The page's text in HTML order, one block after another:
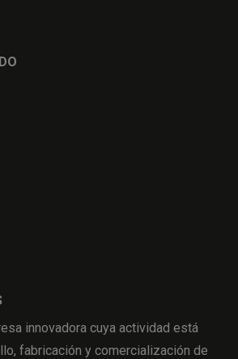
innovadora cuya actividad está
fabricación y comercialización de